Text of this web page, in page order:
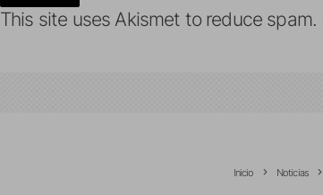
This site uses Akismet to reduce spam.
Inicio Noticias